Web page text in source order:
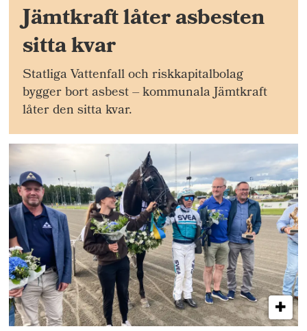
Jämtkraft låter asbesten
sitta kvar
Statliga Vattenfall och riskkapitalbolag
bygger bort asbest – kommunala Jämtkraft
låter den sitta kvar.